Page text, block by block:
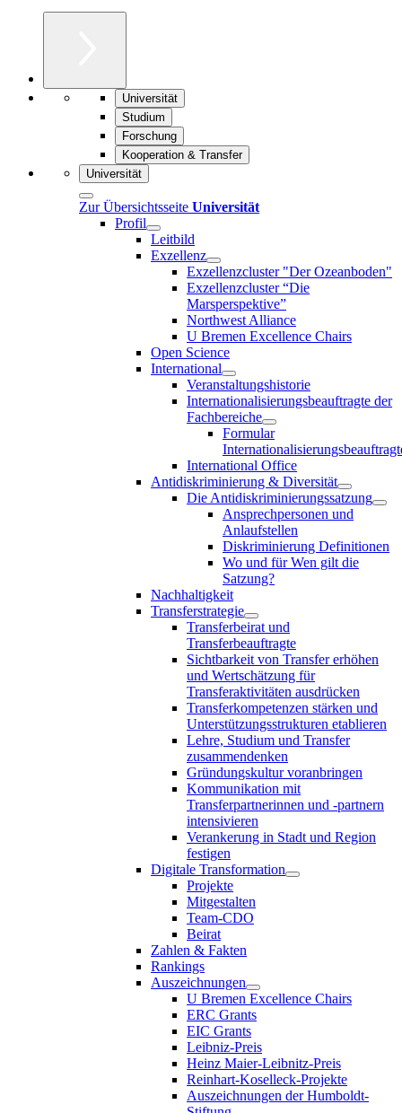
Universität
Studium
Forschung
Kooperation & Transfer
Universität
Zur Übersichtsseite Universität
Profil
Leitbild
Exzellenz
Exzellenzcluster "Der Ozeanboden"
Exzellenzcluster “Die
Marsperspektive”
Northwest Alliance
U Bremen Excellence Chairs
Open Science
International
Veranstaltungshistorie
Internationalisierungsbeauftragte der
Fachbereiche
Formular
International Office
Antidiskriminierung & Diversität
Die Antidiskriminierungssatzung
Ansprechpersonen und
Anlaufstellen
Diskriminierung Definitionen
Wo und für Wen gilt die
Satzung?
Nachhaltigkeit
Transferstrategie
Transferbeirat und
Transferbeauftragte
Sichtbarkeit von Transfer erhöhen
und Wertschätzung für
Transferaktivitäten ausdrücken
Transferkompetenzen stärken und
Unterstützungsstrukturen etablieren
Lehre, Studium und Transfer
zusammendenken
Gründungskultur voranbringen
Kommunikation mit
Transferpartnerinnen und -partnern
intensivieren
Verankerung in Stadt und Region
festigen
Digitale Transformation
Projekte
Mitgestalten
Team-CDO
Beirat
Zahlen & Fakten
Rankings
Auszeichnungen
U Bremen Excellence Chairs
ERC Grants
EIC Grants
Leibniz-Preis
Heinz Maier-Leibnitz-Preis
Reinhart-Koselleck-Projekte
Auszeichnungen der Humboldt-